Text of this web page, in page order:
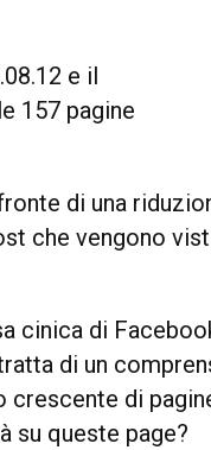
e il
157 pagine
di una
che vengono
cinica di
di un
crescente di
su queste page?